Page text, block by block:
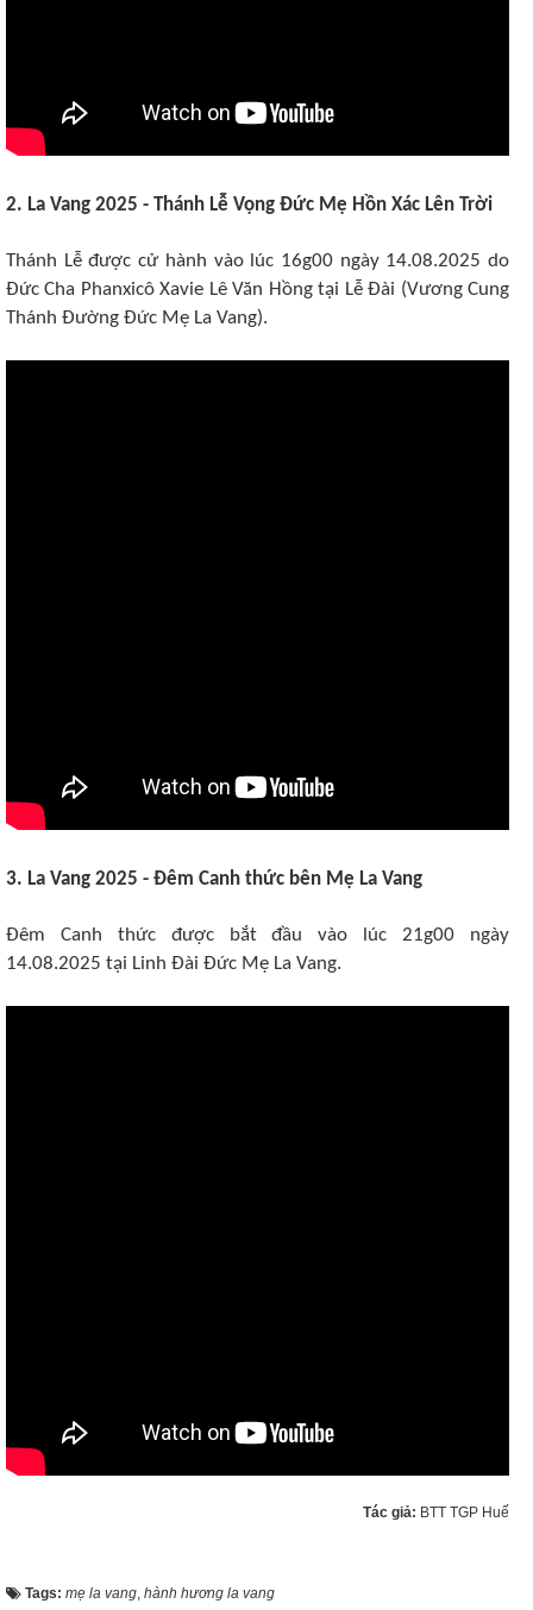
2. La Vang 2025 - Thánh Lễ Vọng Đức Mẹ Hồn Xác Lên Trời
Thánh Lễ được cử hành vào lúc 16g00 ngày 14.08.2025 do
Đức Cha Phanxicô Xavie Lê Văn Hồng tại Lễ Đài (Vương Cung
Thánh Đường Đức Mẹ La Vang).
3. La Vang 2025 - Đêm Canh thức bên Mẹ La Vang
Đêm Canh thức được bắt đầu vào lúc 21g00 ngày
14.08.2025 tại Linh Đài Đức Mẹ La Vang.
Tác giả: BTT TGP Huế
Tags: mẹ la vang, hành hương la vang